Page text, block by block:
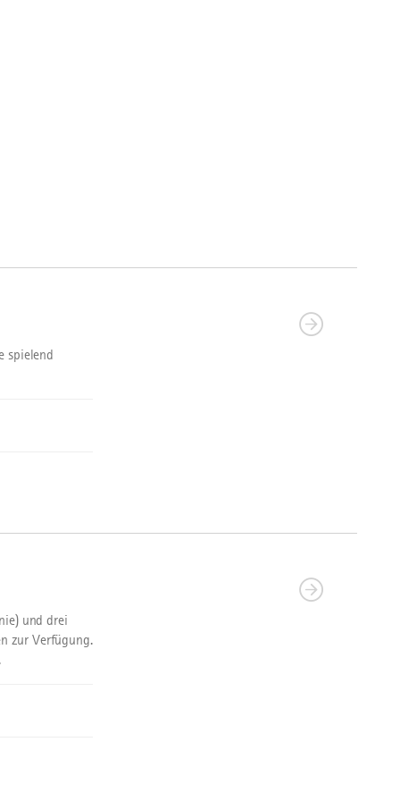
spielend
und drei
zur Verfügung.